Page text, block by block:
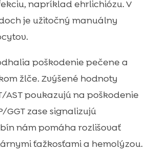
napríklad ehrlichiózu. V
je užitočný manuálny
poškodenie pečene a
žlče. Zvýšené hodnoty
AST poukazujú na poškodenie
GGT zase signalizujú
nám pomáha rozlišovať
ťažkosťami a hemolýzou.